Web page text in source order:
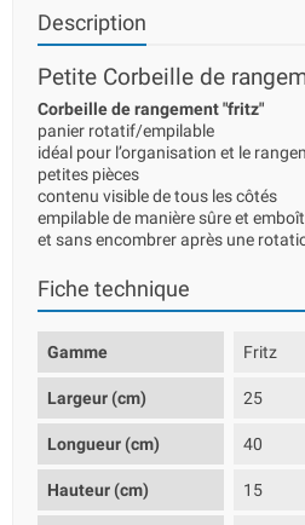
Description
Petite Corbeille de
Corbeille de rangement "fritz"
panier rotatif/empilable
idéal pour l’organisation et le
petites pièces
contenu visible de tous les côtés
empilable de manière sûre et
et sans encombrer après une
Fiche technique
Gamme Fritz
Largeur (cm) 25
Longueur (cm) 40
Hauteur (cm) 15